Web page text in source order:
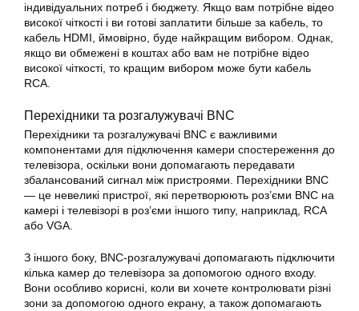
індивідуальних потреб і бюджету. Якщо вам потрібне відео
високої чіткості і ви готові заплатити більше за кабель, то
кабель HDMI, ймовірно, буде найкращим вибором. Однак,
якщо ви обмежені в коштах або вам не потрібне відео
високої чіткості, то кращим вибором може бути кабель
RCA.
Перехідники та розгалужувачі BNC
Перехідники та розгалужувачі BNC є важливими
компонентами для підключення камери спостереження до
телевізора, оскільки вони допомагають передавати
збалансований сигнал між пристроями. Перехідники BNC
— це невеликі пристрої, які перетворюють роз’єми BNC на
камері і телевізорі в роз’єми іншого типу, наприклад, RCA
або VGA.
З іншого боку, BNC-розгалужувачі допомагають підключити
кілька камер до телевізора за допомогою одного входу.
Вони особливо корисні, коли ви хочете контролювати різні
зони за допомогою одного екрану, а також допомагають